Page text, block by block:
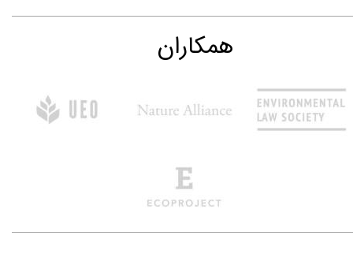
همکاران